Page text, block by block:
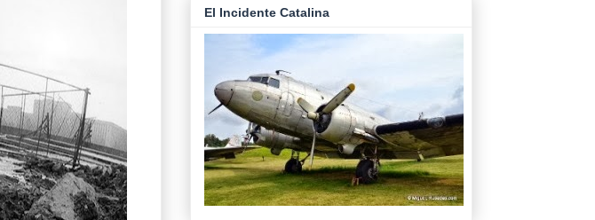
El Incidente Catalina